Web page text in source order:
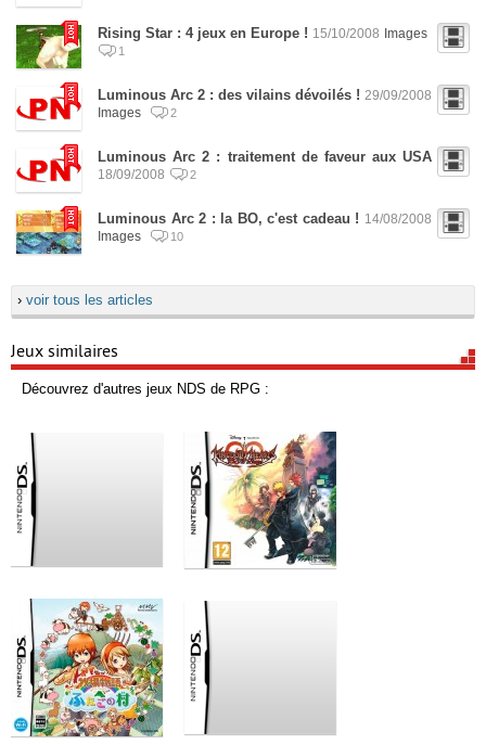
Rising Star : 4 jeux en Europe ! 15/10/2008 Images
1
Luminous Arc 2 : des vilains dévoilés ! 29/09/2008
Images
2
Luminous Arc 2 : traitement de faveur aux USA
18/09/2008 2
Luminous Arc 2 : la BO, c'est cadeau ! 14/08/2008
Images
10
› voir tous les articles
Jeux similaires
Découvrez d'autres jeux NDS de RPG :